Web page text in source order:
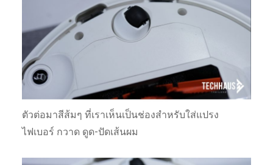
ตัวต่อมาสีส้มๆ ที่เราเห็นเป็นช่องสำหรับใส่แปรง
ไฟเบอร์ กวาด ดูด-ปัดเส้นผม